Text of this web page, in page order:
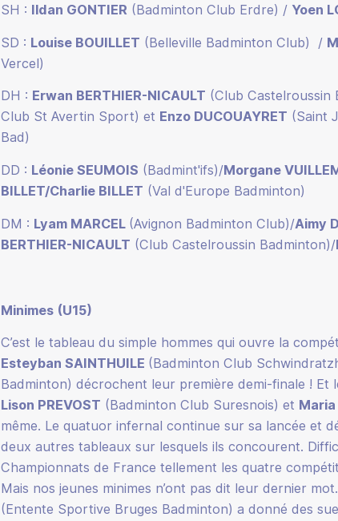
SH : Ildan GONTIER (Badminton Club Erdre) / Yoen
SD : Louise BOUILLET (Belleville Badminton Club) /
Vercel)
DH : Erwan BERTHIER-NICAULT (Club Castelroussin
Club St Avertin Sport) et Enzo DUCOUAYRET (Saint
Bad)
DD : Léonie SEUMOIS (Badmint'ifs)/Morgane
BILLET/Charlie BILLET (Val d'Europe Badminton)
DM : Lyam MARCEL (Avignon Badminton Club)/Aimy
BERTHIER-NICAULT (Club Castelroussin Badminton)/
Minimes (U15)
C’est le tableau du simple hommes qui ouvre la
Esteyban SAINTHUILE (Badminton Club
Badminton) décrochent leur première demi-finale ! Et
Lison PREVOST (Badminton Club Suresnois) et Maria
même. Le quatuor infernal continue sur sa lancée et
deux autres tableaux sur lesquels ils concourent.
Championnats de France tellement les quatre
Mais nos jeunes minimes n’ont pas dit leur dernier
(Entente Sportive Bruges Badminton) a donné des